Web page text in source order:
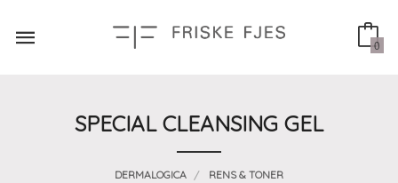
innholdet
0
SPECIAL CLEANSING GEL
DERMALOGICA RENS & TONER